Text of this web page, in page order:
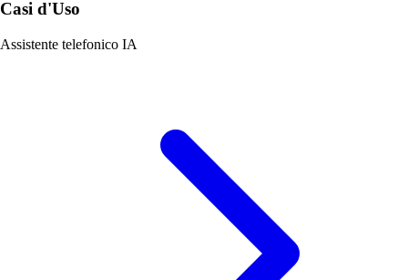
Casi d'Uso
Assistente telefonico IA